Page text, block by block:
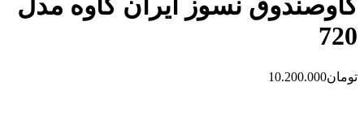
گاوصندوق نسوز ایران کاوه مدل
720
تومان10.200.000